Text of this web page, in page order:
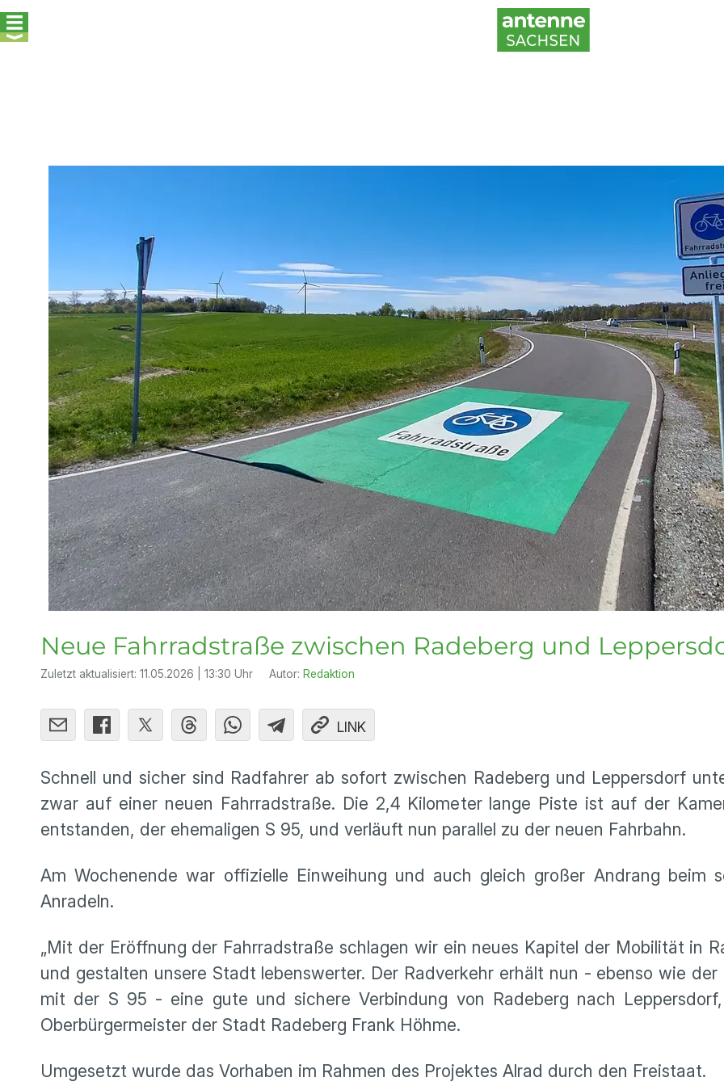
Neue Fahrradstraße zwischen Radeberg und
Zuletzt aktualisiert: 11.05.2026 | 13:30 Uhr Autor: Redaktion
LINK
Schnell und sicher sind Radfahrer ab sofort zwischen Radeberg und Leppersdorf
zwar auf einer neuen Fahrradstraße. Die 2,4 Kilometer lange Piste ist auf der
entstanden, der ehemaligen S 95, und verläuft nun parallel zu der neuen Fahrbahn.
Am Wochenende war offizielle Einweihung und auch gleich großer Andrang beim
Anradeln.
„Mit der Eröffnung der Fahrradstraße schlagen wir ein neues Kapitel der Mobilität in
und gestalten unsere Stadt lebenswerter. Der Radverkehr erhält nun - ebenso wie der
mit der S 95 - eine gute und sichere Verbindung von Radeberg nach
Oberbürgermeister der Stadt Radeberg Frank Höhme.
Umgesetzt wurde das Vorhaben im Rahmen des Projektes Alrad durch den Freistaat.